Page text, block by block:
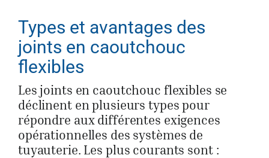
Types et avantages des
joints en caoutchouc
flexibles
Les joints en caoutchouc flexibles se
déclinent en plusieurs types pour
répondre aux différentes exigences
opérationnelles des systèmes de
tuyauterie. Les plus courants sont :